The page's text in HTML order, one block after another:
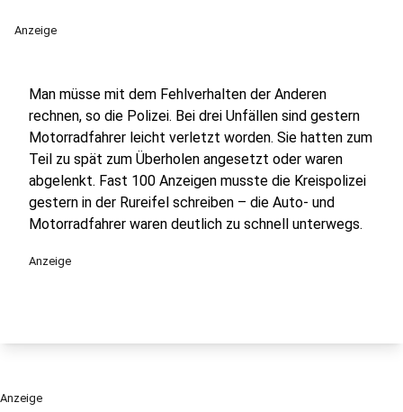
Anzeige
Man müsse mit dem Fehlverhalten der Anderen
rechnen, so die Polizei. Bei drei Unfällen sind gestern
Motorradfahrer leicht verletzt worden. Sie hatten zum
Teil zu spät zum Überholen angesetzt oder waren
abgelenkt. Fast 100 Anzeigen musste die Kreispolizei
gestern in der Rureifel schreiben – die Auto- und
Motorradfahrer waren deutlich zu schnell unterwegs.
Anzeige
Anzeige